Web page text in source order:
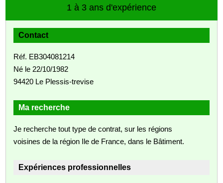
1 à 3 ans d'expérience
Contact
Réf. EB304081214
Né le 22/10/1982
94420 Le Plessis-trevise
Ma recherche
Je recherche tout type de contrat, sur les régions
voisines de la région Ile de France, dans le Bâtiment.
Expériences professionnelles